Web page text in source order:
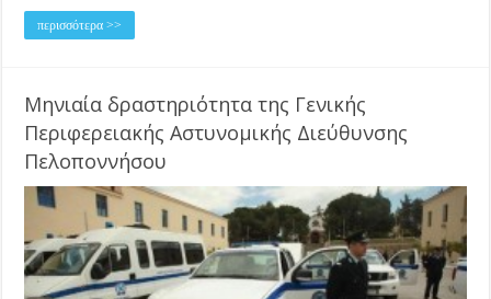
περισσότερα >>
Μηνιαία δραστηριότητα της Γενικής
Περιφερειακής Αστυνομικής Διεύθυνσης
Πελοποννήσου